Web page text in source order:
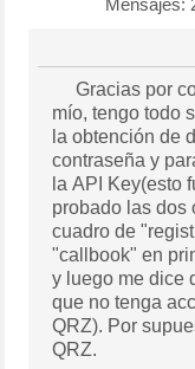
Gracias por
mío, tengo todo
la obtención de
contraseña y
la API Key(esto
probado las dos
cuadro de
"callbook" en
y luego me dice
que no tenga
QRZ). Por
QRZ.